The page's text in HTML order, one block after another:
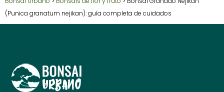
(Punica granatum nejikan): guía completa de cuidados